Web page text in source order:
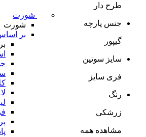
شورت
شورت
بر
طرح دار
جنس پارچه
گیپور
سایز سوتین
فری سایز
رنگ
زرشکی
مشاهده همه